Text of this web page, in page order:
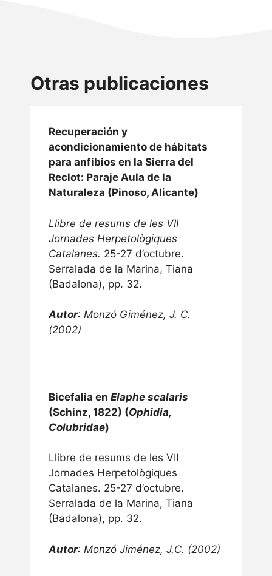
Otras publicaciones
Recuperación y
acondicionamiento de hábitats
para anfibios en la Sierra del
Reclot: Paraje Aula de la
Naturaleza (Pinoso, Alicante)
Llibre de resums de les VII
Jornades Herpetològiques
Catalanes. 25-27 d’octubre.
Serralada de la Marina, Tiana
(Badalona), pp. 32.
Autor : Monzó Giménez, J. C.
(2002)
Bicefalia en Elaphe scalaris
(Schinz, 1822) (Ophidia,
Colubridae)
Llibre de resums de les VII
Jornades Herpetològiques
Catalanes. 25-27 d’octubre.
Serralada de la Marina, Tiana
(Badalona), pp. 32.
Autor : Monzó Jiménez, J.C. (2002)